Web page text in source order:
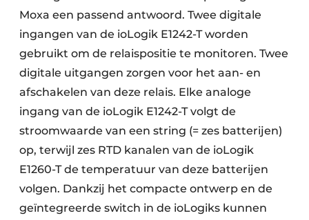
Moxa een passend antwoord. Twee digitale
ingangen van de ioLogik E1242-T worden
gebruikt om de relaispositie te monitoren. Twee
digitale uitgangen zorgen voor het aan- en
afschakelen van deze relais. Elke analoge
ingang van de ioLogik E1242-T volgt de
stroomwaarde van een string (= zes batterijen)
op, terwijl zes RTD kanalen van de ioLogik
E1260-T de temperatuur van deze batterijen
volgen. Dankzij het compacte ontwerp en de
geïntegreerde switch in de ioLogiks kunnen